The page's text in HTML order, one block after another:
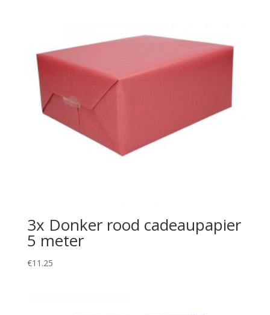
3x Donker rood cadeaupapier
5 meter
€11.25